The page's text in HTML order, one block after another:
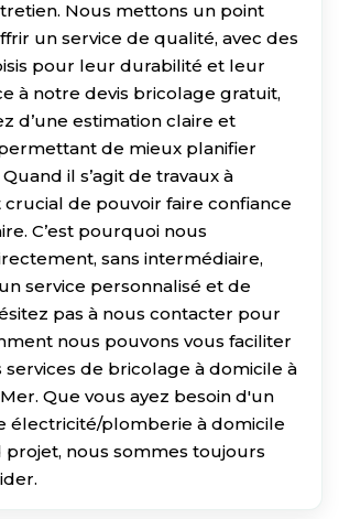
Nous mettons un point
un service de qualité, avec des
pour leur durabilité et leur
à notre devis bricolage gratuit,
d’une estimation claire et
de mieux planifier
il s’agit de travaux à
crucial de pouvoir faire confiance
C’est pourquoi nous
sans intermédiaire,
service personnalisé et de
pas à nous contacter pour
nous pouvons vous faciliter
services de bricolage à domicile à
Que vous ayez besoin d'un
électricité/plomberie à domicile
nous sommes toujours